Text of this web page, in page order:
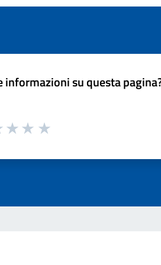
informazioni su questa